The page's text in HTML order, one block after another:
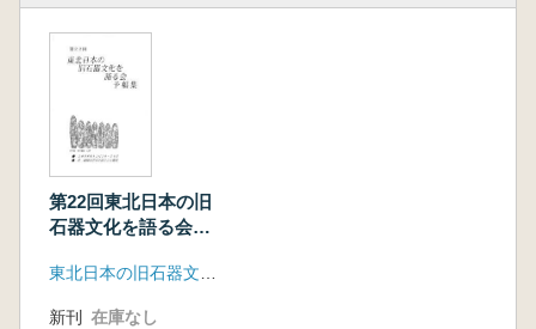
第22回東北日本の旧
石器文化を語る会
東北日本の旧石器文化を語る会
新刊 在庫なし